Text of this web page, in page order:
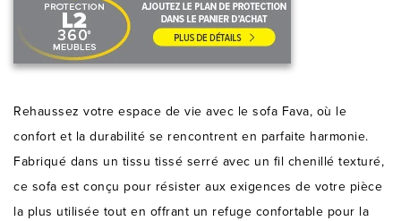
Rehaussez votre espace de vie avec le sofa Fava, où le
confort et la durabilité se rencontrent en parfaite harmonie.
Fabriqué dans un tissu tissé serré avec un fil chenillé texturé,
ce sofa est conçu pour résister aux exigences de votre pièce
la plus utilisée tout en offrant un refuge confortable pour la